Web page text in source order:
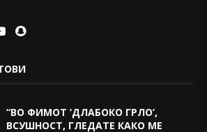
“ВО ФИМОТ ‘ДЛАБОКО ГРЛО’,
ВСУШНОСТ, ГЛЕДАТЕ КАКО МЕ